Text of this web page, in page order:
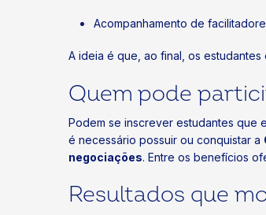
Acompanhamento de
A ideia é que, ao final, os
Quem pode
Podem se inscrever estudantes que
é necessário possuir ou conquistar a
negociações. Entre os benefícios
Resultados que